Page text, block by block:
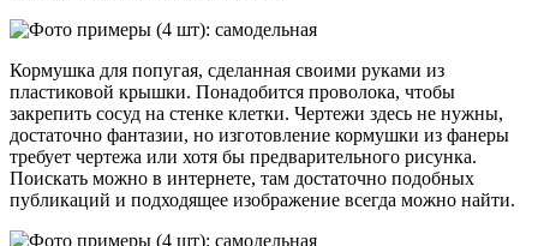
Кормушка для попугая, сделанная своими руками из
пластиковой крышки. Понадобится проволока, чтобы
закрепить сосуд на стенке клетки. Чертежи здесь не нужны,
достаточно фантазии, но изготовление кормушки из фанеры
требует чертежа или хотя бы предварительного рисунка.
Поискать можно в интернете, там достаточно подобных
публикаций и подходящее изображение всегда можно найти.